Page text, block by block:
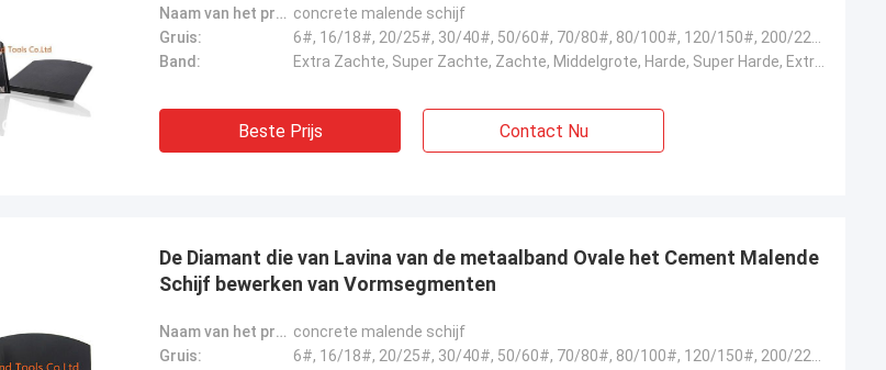
Naam van het product: concrete malende schijf
Gruis:
Band:
Beste Prijs Contact Nu
De Diamant die van Lavina van de metaalband Ovale het Cement Malende
Schijf bewerken van Vormsegmenten
Naam van het product: concrete malende schijf
Gruis: